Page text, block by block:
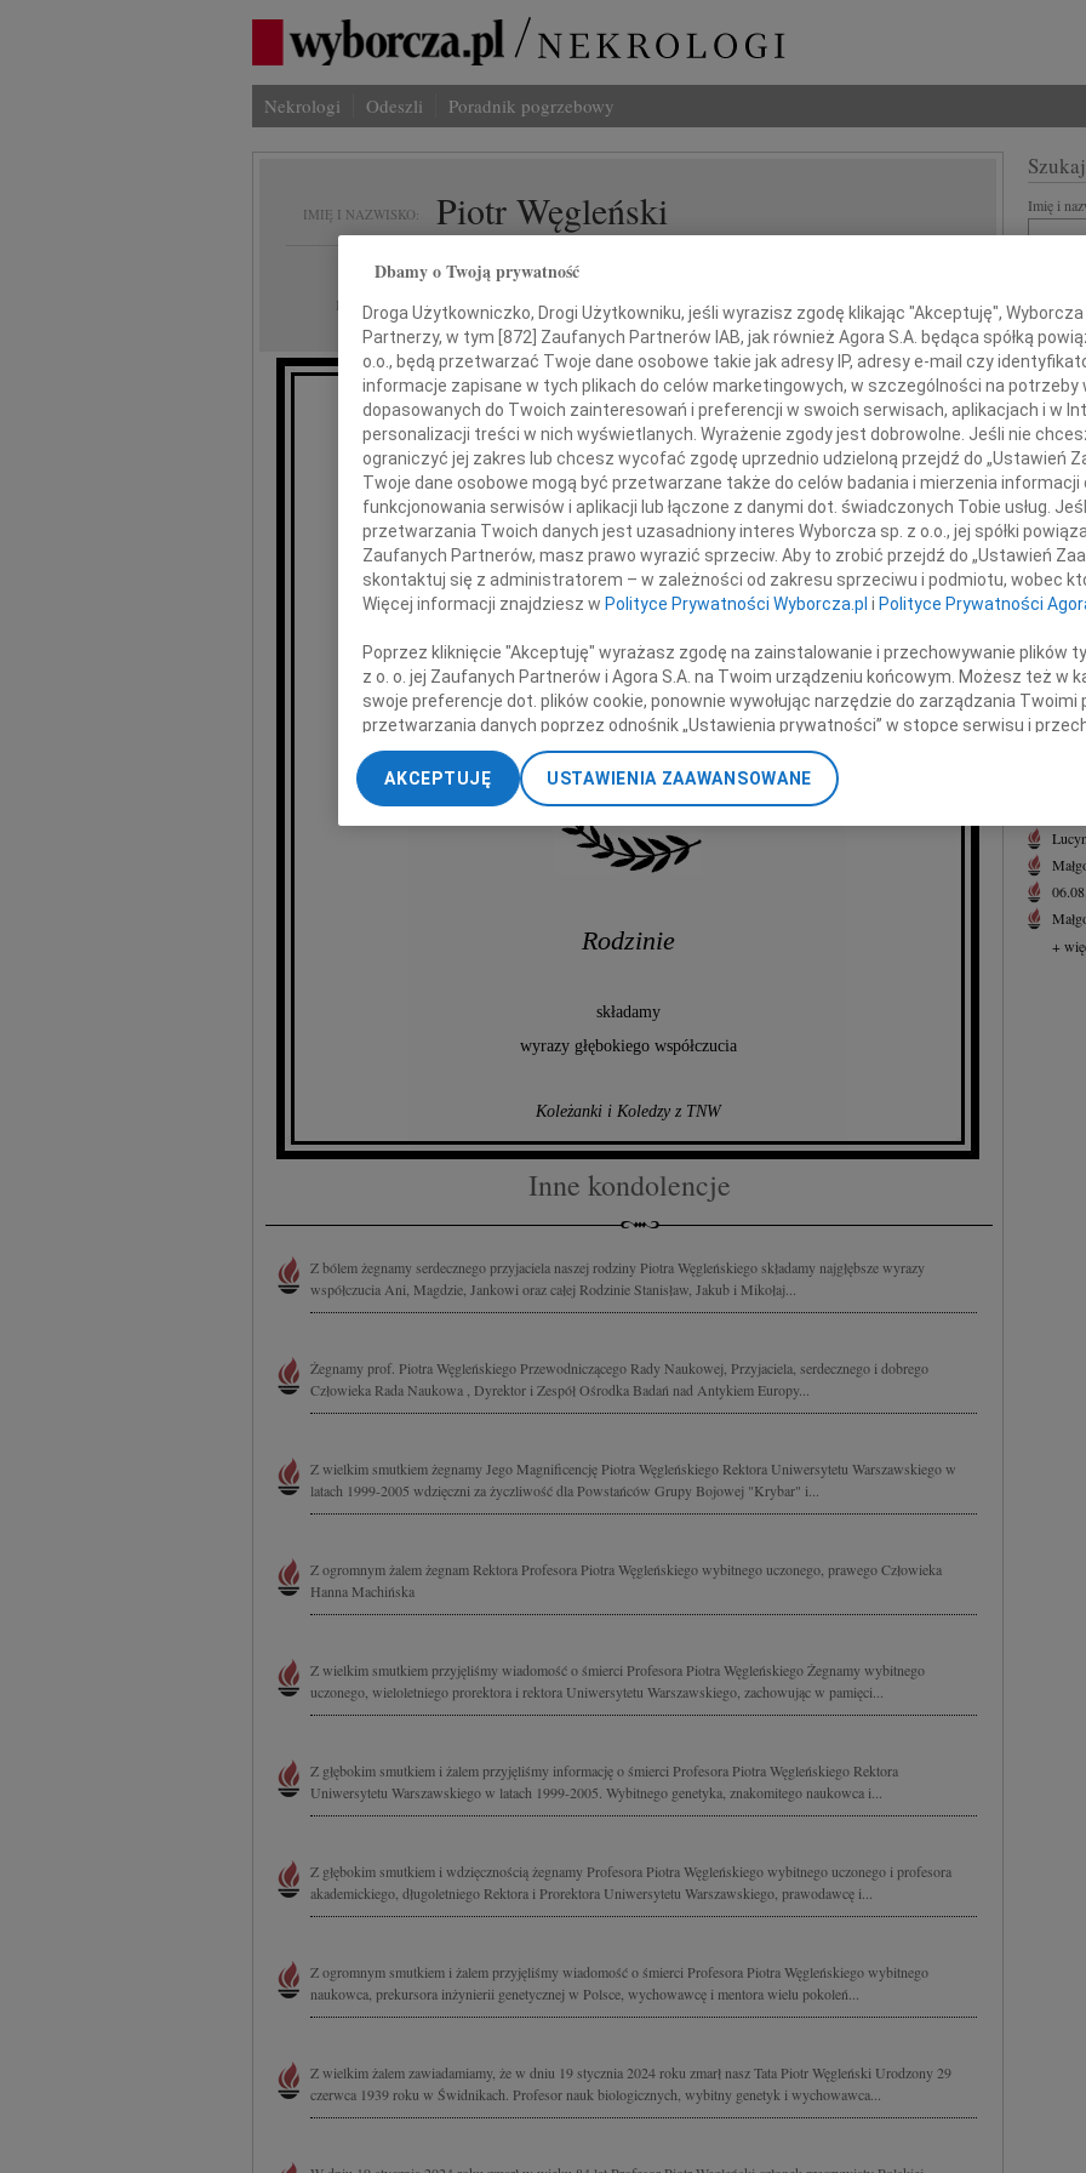
Nekrologi Odeszli Poradnik pogrzebowy
IMIĘ I NAZWISKO: Piotr Węgleński
REGION: Warszawa
DATA EMISJI: 01.02.2024
Z wielkim smutkiem żegnamy
Profesora
Piotra Węgleńskiego
członka Wydziału IV Nauk Biologicznych
Towarzystwa Naukowego Warszawskiego,
wybitnego uczonego,
nestora genetyki polskiej,
Rodzinie
składamy
wyrazy głębokiego współczucia
Koleżanki i Koledzy z TNW
Inne kondolencje
Z bólem żegnamy serdecznego przyjaciela naszej rodziny Piotra Węgleńskiego składamy najgłębsze wyrazy
współczucia Ani, Magdzie, Jankowi oraz całej Rodzinie Stanisław, Jakub i Mikołaj...
Żegnamy prof. Piotra Węgleńskiego Przewodniczącego Rady Naukowej, Przyjaciela, serdecznego i dobrego
Człowieka Rada Naukowa , Dyrektor i Zespół Ośrodka Badań nad Antykiem Europy...
Z wielkim smutkiem żegnamy Jego Magnificencję Piotra Węgleńskiego Rektora Uniwersytetu Warszawskiego w
latach 1999-2005 wdzięczni za życzliwość dla Powstańców Grupy Bojowej "Krybar" i...
Z ogromnym żalem żegnam Rektora Profesora Piotra Węgleńskiego wybitnego uczonego, prawego Człowieka
Hanna Machińska
Z wielkim smutkiem przyjęliśmy wiadomość o śmierci Profesora Piotra Węgleńskiego Żegnamy wybitnego
uczonego, wieloletniego prorektora i rektora Uniwersytetu Warszawskiego, zachowując w pamięci...
Z głębokim smutkiem i żalem przyjęliśmy informację o śmierci Profesora Piotra Węgleńskiego Rektora
Uniwersytetu Warszawskiego w latach 1999-2005. Wybitnego genetyka, znakomitego naukowca i...
Z głębokim smutkiem i wdzięcznością żegnamy Profesora Piotra Węgleńskiego wybitnego uczonego i profesora
akademickiego, długoletniego Rektora i Prorektora Uniwersytetu Warszawskiego, prawodawcę i...
Z ogromnym smutkiem i żalem przyjęliśmy wiadomość o śmierci Profesora Piotra Węgleńskiego wybitnego
naukowca, prekursora inżynierii genetycznej w Polsce, wychowawcę i mentora wielu pokoleń...
Z wielkim żalem zawiadamiamy, że w dniu 19 stycznia 2024 roku zmarł nasz Tata Piotr Węgleński Urodzony 29
czerwca 1939 roku w Świdnikach. Profesor nauk biologicznych, wybitny genetyk i wychowawca...
Imię i
INNE
Z
W
Z
Z
+
+
Dbamy o Twoją prywatność
Droga Użytkowniczko, Drogi Użytkowniku, jeśli wyrazisz zgodę klikając "Akceptuję",
Partnerzy, w tym [ 872 ] Zaufanych Partnerów IAB, jak również Agora S.A. będąca spółką
o.o., będą przetwarzać Twoje dane osobowe takie jak adresy IP, adresy e-mail czy
informacje zapisane w tych plikach do celów marketingowych, w szczególności na potrzeby
dopasowanych do Twoich zainteresowań i preferencji w swoich serwisach, aplikacjach i w
personalizacji treści w nich wyświetlanych. Wyrażenie zgody jest dobrowolne. Jeśli nie
ograniczyć jej zakres lub chcesz wycofać zgodę uprzednio udzieloną przejdź do „Ustawień
Twoje dane osobowe mogą być przetwarzane także do celów badania i mierzenia
funkcjonowania serwisów i aplikacji lub łączone z danymi dot. świadczonych Tobie usług.
przetwarzania Twoich danych jest uzasadniony interes Wyborcza sp. z o.o., jej spółki
Zaufanych Partnerów, masz prawo wyrazić sprzeciw. Aby to zrobić przejdź do „Ustawień
skontaktuj się z administratorem – w zależności od zakresu sprzeciwu i podmiotu, wobec
Więcej informacji znajdziesz w Polityce Prywatności Wyborcza.pl i Polityce Prywatności
Poprzez kliknięcie "Akceptuję" wyrażasz zgodę na zainstalowanie i przechowywanie plików
z o. o. jej Zaufanych Partnerów i Agora S.A. na Twoim urządzeniu końcowym. Możesz też w
swoje preferencje dot. plików cookie, ponownie wywołując narzędzie do zarządzania Twoimi
przetwarzania danych poprzez odnośnik „Ustawienia prywatności” w stopce serwisu i
„Ustawienia zaawansowane”. Zmiana ustawień plików cookie możliwa jest także za pomocą
My, nasi Zaufani Partnerzy i Agora S.A. możemy przetwarzać dane osobowe w
dokładnych danych geolokalizacyjnych. Aktywne skanowanie charakterystyki urządzenia do
Przechowywanie informacji na urządzeniu lub dostęp do nich. Spersonalizowane reklamy i
treści, badnie odbiorców i ulepszanie usług.
USTAWIENIA ZAAWANSOWANE
AKCEPTUJĘ